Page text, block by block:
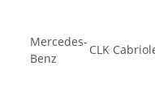
Mercedes-
Benz
CLK